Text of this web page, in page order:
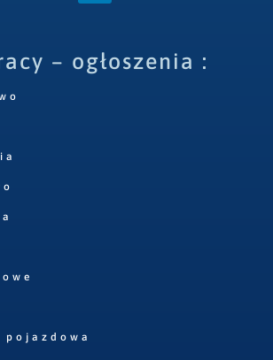
– ogłoszenia :
pojazdowa